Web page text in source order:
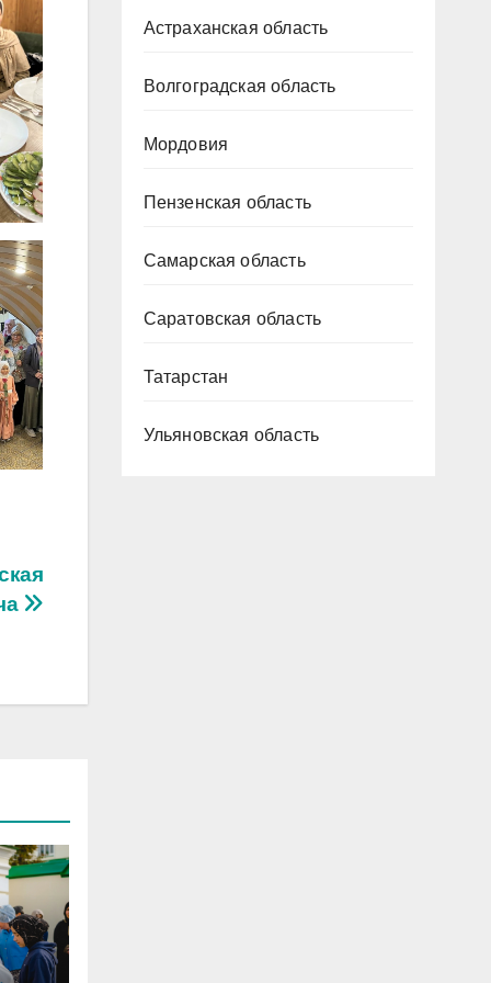
Астраханская область
Волгоградская область
Мордовия
Пензенская область
Самарская область
Саратовская область
Татарстан
Ульяновская область